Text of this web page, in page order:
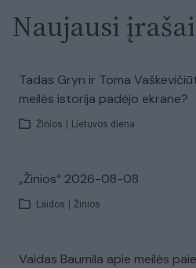
Naujausi įrašai
Tadas Gryn ir Toma
meilės istorija padėjo ekrane?
Žinios Lietuvos diena
„Žinios“ 2026-08-08
Laidos Žinios
Vaidas Baumila apie meilės